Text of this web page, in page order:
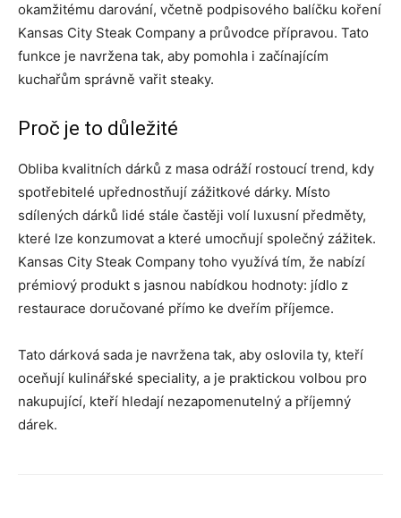
okamžitému darování, včetně podpisového balíčku koření
Kansas City Steak Company a průvodce přípravou. Tato
funkce je navržena tak, aby pomohla i začínajícím
kuchařům správně vařit steaky.
Proč je to důležité
Obliba kvalitních dárků z masa odráží rostoucí trend, kdy
spotřebitelé upřednostňují zážitkové dárky. Místo
sdílených dárků lidé stále častěji volí luxusní předměty,
které lze konzumovat a které umocňují společný zážitek.
Kansas City Steak Company toho využívá tím, že nabízí
prémiový produkt s jasnou nabídkou hodnoty: jídlo z
restaurace doručované přímo ke dveřím příjemce.
Tato dárková sada je navržena tak, aby oslovila ty, kteří
oceňují kulinářské speciality, a je praktickou volbou pro
nakupující, kteří hledají nezapomenutelný a příjemný
dárek.